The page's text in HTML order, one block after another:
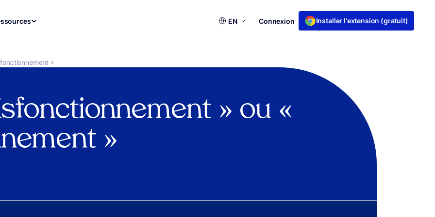
Choisir
EN Connexion Installer l’extension (gratuit)
»
» ou «
»